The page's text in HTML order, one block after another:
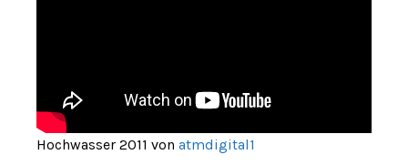
Hochwasser 2011 von atmdigital1